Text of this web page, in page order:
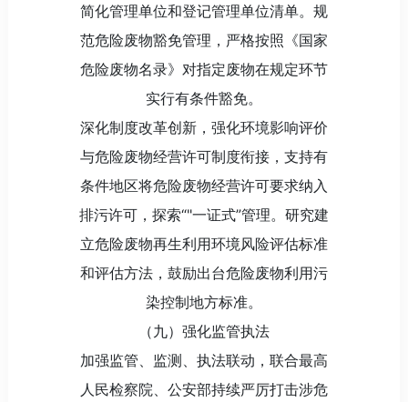
简化管理单位和登记管理单位清单。规
范危险废物豁免管理，严格按照《国家
危险废物名录》对指定废物在规定环节
实行有条件豁免。
深化制度改革创新，强化环境影响评价
与危险废物经营许可制度衔接，支持有
条件地区将危险废物经营许可要求纳入
排污许可，探索“"一证式”管理。研究建
立危险废物再生利用环境风险评估标准
和评估方法，鼓励出台危险废物利用污
染控制地方标准。
（九）强化监管执法
加强监管、监测、执法联动，联合最高
人民检察院、公安部持续严厉打击涉危